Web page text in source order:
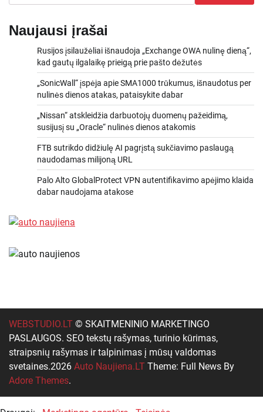
Naujausi įrašai
Rusijos įsilaužėliai išnaudoja „Exchange OWA nulinę dieną“,
kad gautų ilgalaikę prieigą prie pašto dėžutės
„SonicWall“ įspėja apie SMA1000 trūkumus, išnaudotus per
nulinės dienos atakas, pataisykite dabar
„Nissan“ atskleidžia darbuotojų duomenų pažeidimą,
susijusį su „Oracle“ nulinės dienos atakomis
FTB sutrikdo didžiulę AI pagrįstą sukčiavimo paslaugą
naudodamas milijoną URL
Palo Alto GlobalProtect VPN autentifikavimo apėjimo klaida
dabar naudojama atakose
WEBSTUDIO.LT © SKAITMENINIO MARKETINGO
PASLAUGOS. SEO tekstų rašymas, turinio kūrimas,
straipsnių rašymas ir talpinimas į mūsų valdomas
svetaines.2026 Auto Naujiena.LT Theme: Full News By
Adore Themes.